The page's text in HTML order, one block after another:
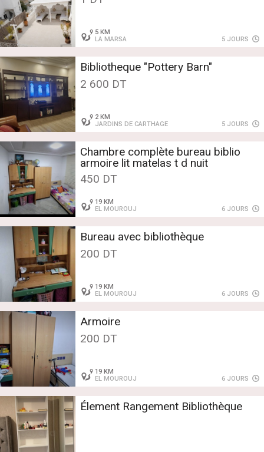
5 KM
LA MARSA
5 JOURS
Bibliotheque "Pottery Barn"
2 600 DT
2 KM
JARDINS DE CARTHAGE
5 JOURS
Chambre complète bureau biblio
armoire lit matelas t d nuit
450 DT
19 KM
EL MOUROUJ
6 JOURS
Bureau avec bibliothèque
200 DT
19 KM
EL MOUROUJ
6 JOURS
Armoire
200 DT
19 KM
EL MOUROUJ
6 JOURS
Élement Rangement Bibliothèque